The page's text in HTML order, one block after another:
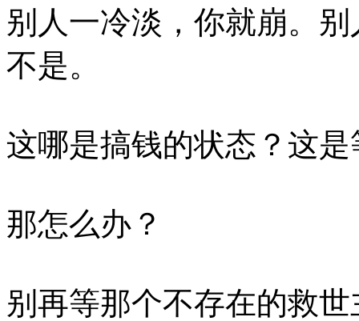
别人一冷淡，你就崩。
不是。
这哪是搞钱的状态？这
那怎么办？
别再等那个不存在的救